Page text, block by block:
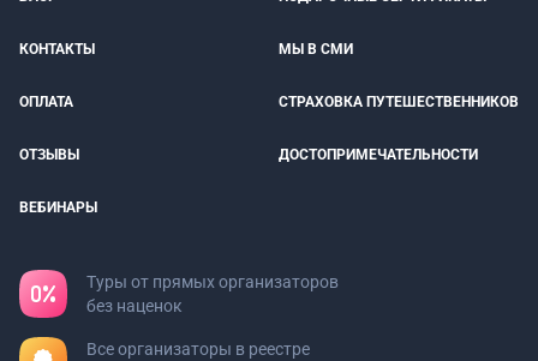
КОНТАКТЫ МЫ В СМИ
ОПЛАТА СТРАХОВКА ПУТЕШЕСТВЕННИКОВ
ОТЗЫВЫ ДОСТОПРИМЕЧАТЕЛЬНОСТИ
ВЕБИНАРЫ
Туры от прямых организаторов
без наценок
Все организаторы в реестре